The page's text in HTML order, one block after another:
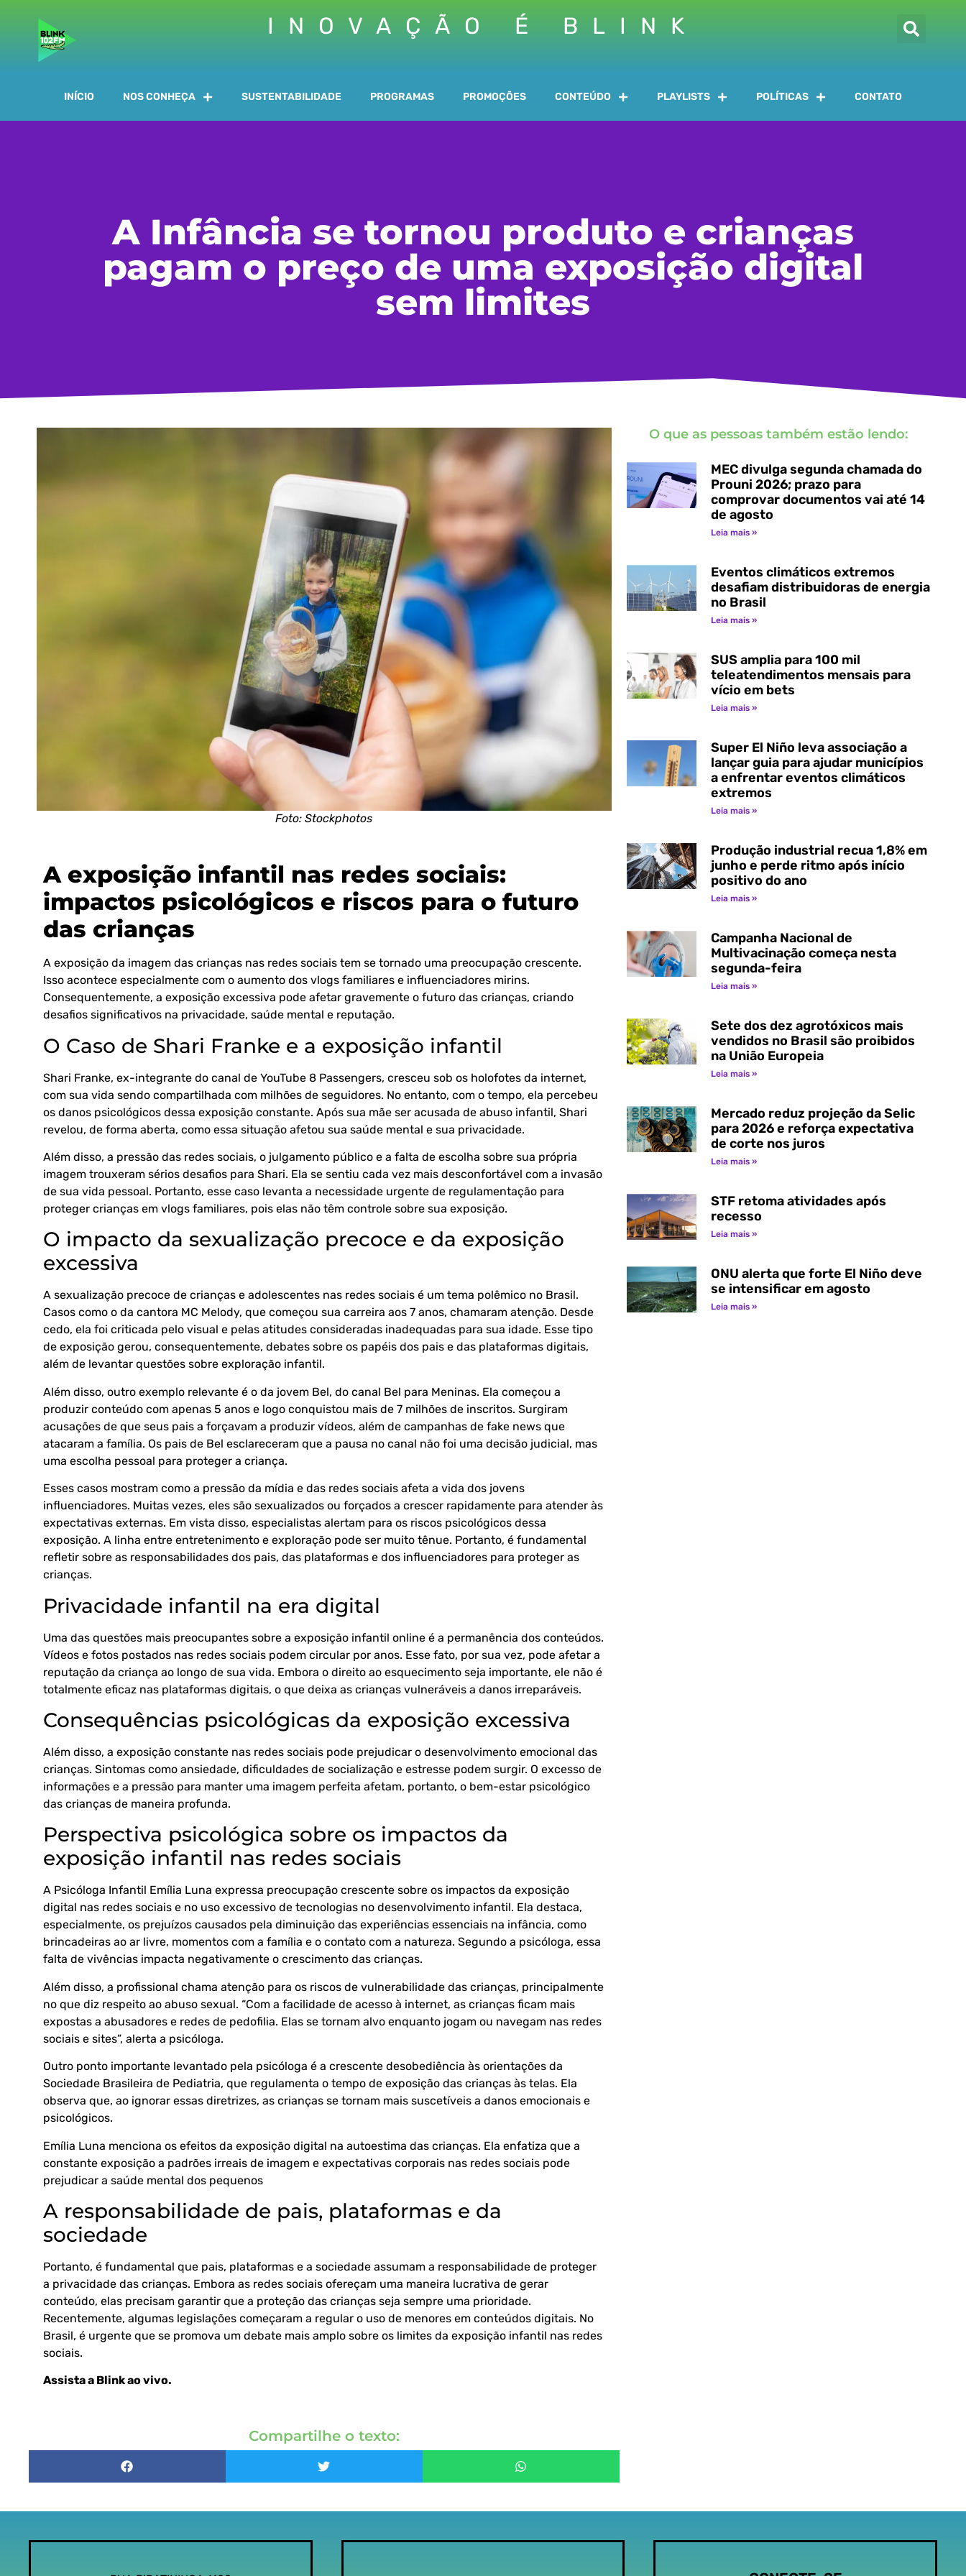
INOVAÇÃO É BLINK
INÍCIO NOS CONHEÇA SUSTENTABILIDADE PROGRAMAS PROMOÇÕES CONTEÚDO PLAYLISTS POLÍTICAS CONTATO
A Infância se tornou produto e crianças
pagam o preço de uma exposição digital
sem limites
Foto: Stockphotos
A exposição infantil nas redes sociais:
impactos psicológicos e riscos para o futuro
das crianças
A exposição da imagem das crianças nas redes sociais tem se tornado uma preocupação crescente.
Isso acontece especialmente com o aumento dos vlogs familiares e influenciadores mirins.
Consequentemente, a exposição excessiva pode afetar gravemente o futuro das crianças, criando
desafios significativos na privacidade, saúde mental e reputação.
O Caso de Shari Franke e a exposição infantil
Shari Franke, ex-integrante do canal de YouTube 8 Passengers, cresceu sob os holofotes da internet,
com sua vida sendo compartilhada com milhões de seguidores. No entanto, com o tempo, ela percebeu
os danos psicológicos dessa exposição constante. Após sua mãe ser acusada de abuso infantil, Shari
revelou, de forma aberta, como essa situação afetou sua saúde mental e sua privacidade.
Além disso, a pressão das redes sociais, o julgamento público e a falta de escolha sobre sua própria
imagem trouxeram sérios desafios para Shari. Ela se sentiu cada vez mais desconfortável com a invasão
de sua vida pessoal. Portanto, esse caso levanta a necessidade urgente de regulamentação para
proteger crianças em vlogs familiares, pois elas não têm controle sobre sua exposição.
O impacto da sexualização precoce e da exposição
excessiva
A sexualização precoce de crianças e adolescentes nas redes sociais é um tema polêmico no Brasil.
Casos como o da cantora MC Melody, que começou sua carreira aos 7 anos, chamaram atenção. Desde
cedo, ela foi criticada pelo visual e pelas atitudes consideradas inadequadas para sua idade. Esse tipo
de exposição gerou, consequentemente, debates sobre os papéis dos pais e das plataformas digitais,
além de levantar questões sobre exploração infantil.
Além disso, outro exemplo relevante é o da jovem Bel, do canal Bel para Meninas. Ela começou a
produzir conteúdo com apenas 5 anos e logo conquistou mais de 7 milhões de inscritos. Surgiram
acusações de que seus pais a forçavam a produzir vídeos, além de campanhas de fake news que
atacaram a família. Os pais de Bel esclareceram que a pausa no canal não foi uma decisão judicial, mas
uma escolha pessoal para proteger a criança.
Esses casos mostram como a pressão da mídia e das redes sociais afeta a vida dos jovens
influenciadores. Muitas vezes, eles são sexualizados ou forçados a crescer rapidamente para atender às
expectativas externas. Em vista disso, especialistas alertam para os riscos psicológicos dessa
exposição. A linha entre entretenimento e exploração pode ser muito tênue. Portanto, é fundamental
refletir sobre as responsabilidades dos pais, das plataformas e dos influenciadores para proteger as
crianças.
Privacidade infantil na era digital
Uma das questões mais preocupantes sobre a exposição infantil online é a permanência dos conteúdos.
Vídeos e fotos postados nas redes sociais podem circular por anos. Esse fato, por sua vez, pode afetar a
reputação da criança ao longo de sua vida. Embora o direito ao esquecimento seja importante, ele não é
totalmente eficaz nas plataformas digitais, o que deixa as crianças vulneráveis a danos irreparáveis.
Consequências psicológicas da exposição excessiva
Além disso, a exposição constante nas redes sociais pode prejudicar o desenvolvimento emocional das
crianças. Sintomas como ansiedade, dificuldades de socialização e estresse podem surgir. O excesso de
informações e a pressão para manter uma imagem perfeita afetam, portanto, o bem-estar psicológico
das crianças de maneira profunda.
Perspectiva psicológica sobre os impactos da
exposição infantil nas redes sociais
A Psicóloga Infantil Emília Luna expressa preocupação crescente sobre os impactos da exposição
digital nas redes sociais e no uso excessivo de tecnologias no desenvolvimento infantil. Ela destaca,
especialmente, os prejuízos causados pela diminuição das experiências essenciais na infância, como
brincadeiras ao ar livre, momentos com a família e o contato com a natureza. Segundo a psicóloga, essa
falta de vivências impacta negativamente o crescimento das crianças.
Além disso, a profissional chama atenção para os riscos de vulnerabilidade das crianças, principalmente
no que diz respeito ao abuso sexual. “Com a facilidade de acesso à internet, as crianças ficam mais
expostas a abusadores e redes de pedofilia. Elas se tornam alvo enquanto jogam ou navegam nas redes
sociais e sites”, alerta a psicóloga.
Outro ponto importante levantado pela psicóloga é a crescente desobediência às orientações da
Sociedade Brasileira de Pediatria, que regulamenta o tempo de exposição das crianças às telas. Ela
observa que, ao ignorar essas diretrizes, as crianças se tornam mais suscetíveis a danos emocionais e
psicológicos.
Emília Luna menciona os efeitos da exposição digital na autoestima das crianças. Ela enfatiza que a
constante exposição a padrões irreais de imagem e expectativas corporais nas redes sociais pode
prejudicar a saúde mental dos pequenos
A responsabilidade de pais, plataformas e da
sociedade
Portanto, é fundamental que pais, plataformas e a sociedade assumam a responsabilidade de proteger
a privacidade das crianças. Embora as redes sociais ofereçam uma maneira lucrativa de gerar
conteúdo, elas precisam garantir que a proteção das crianças seja sempre uma prioridade.
Recentemente, algumas legislações começaram a regular o uso de menores em conteúdos digitais. No
Brasil, é urgente que se promova um debate mais amplo sobre os limites da exposição infantil nas redes
sociais.
Assista a Blink ao vivo.
Compartilhe o texto:
O que as pessoas também estão lendo:
MEC divulga segunda chamada do
Prouni 2026; prazo para
comprovar documentos vai até 14
de agosto
Leia mais »
Eventos climáticos extremos
desafiam distribuidoras de energia
no Brasil
Leia mais »
SUS amplia para 100 mil
teleatendimentos mensais para
vício em bets
Leia mais »
Super El Niño leva associação a
lançar guia para ajudar municípios
a enfrentar eventos climáticos
extremos
Leia mais »
Produção industrial recua 1,8% em
junho e perde ritmo após início
positivo do ano
Leia mais »
Campanha Nacional de
Multivacinação começa nesta
segunda-feira
Leia mais »
Sete dos dez agrotóxicos mais
vendidos no Brasil são proibidos
na União Europeia
Leia mais »
Mercado reduz projeção da Selic
para 2026 e reforça expectativa
de corte nos juros
Leia mais »
STF retoma atividades após
recesso
Leia mais »
ONU alerta que forte El Niño deve
se intensificar em agosto
Leia mais »